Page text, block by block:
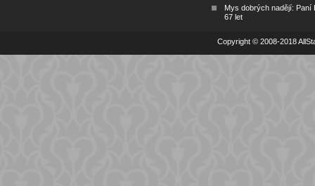
Mys dobrých nadějí: Paní
67 let
Copyright © 2008-2018